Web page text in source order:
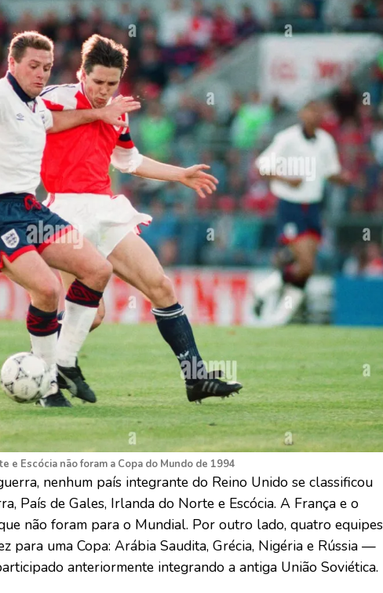
e Escócia não foram a Copa do Mundo de 1994
nenhum país integrante do Reino Unido se classificou
País de Gales, Irlanda do Norte e Escócia. A França e o
não foram para o Mundial. Por outro lado, quatro equipes
para uma Copa: Arábia Saudita, Grécia, Nigéria e Rússia —
anteriormente integrando a antiga União Soviética.